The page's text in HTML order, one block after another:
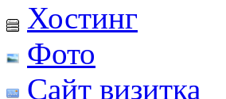
Хостинг
Фото
Сайт визитка